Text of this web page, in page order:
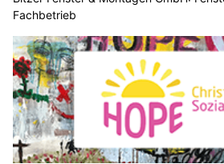
Fachbetrieb